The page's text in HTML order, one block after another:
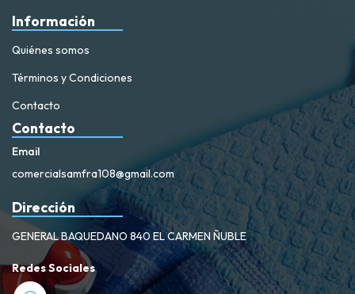
Información
Quiénes somos
Términos y Condiciones
Contacto
Contacto
Email
comercialsamfra108@gmail.com
Dirección
GENERAL BAQUEDANO 840 EL CARMEN ÑUBLE
Redes Sociales